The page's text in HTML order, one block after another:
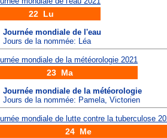
22 Lu
Journée mondiale de l'eau
Jours de la nommée: Léa
23 Ma
Journée mondiale de la météorologie
Jours de la nommée: Pamela, Victorien
24 Me